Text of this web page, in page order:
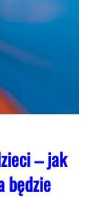
– jak
będzie